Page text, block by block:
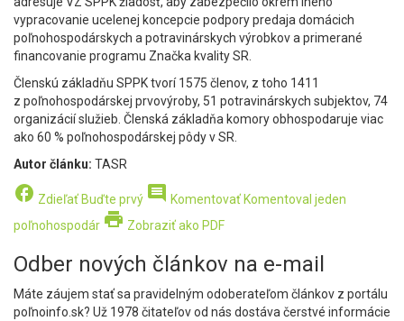
vypracovanie ucelenej koncepcie podpory predaja domácich
poľnohospodárskych a potravinárskych výrobkov a primerané
financovanie programu Značka kvality SR.
Členskú základňu SPPK tvorí 1575 členov, z toho 1411
z poľnohospodárskej prvovýroby, 51 potravinárskych subjektov, 74
organizácií služieb. Členská základňa komory obhospodaruje viac
ako 60 % poľnohospodárskej pôdy v SR.
Autor článku: TASR
facebook Zdieľať Buďte prvý comment Komentovať Komentoval jeden
poľnohospodár print Zobraziť ako PDF
Odber nových článkov na e-mail
Máte záujem stať sa pravidelným odoberateľom článkov z portálu
poľnoinfo.sk? Už 1978 čitateľov od nás dostáva čerstvé informácie